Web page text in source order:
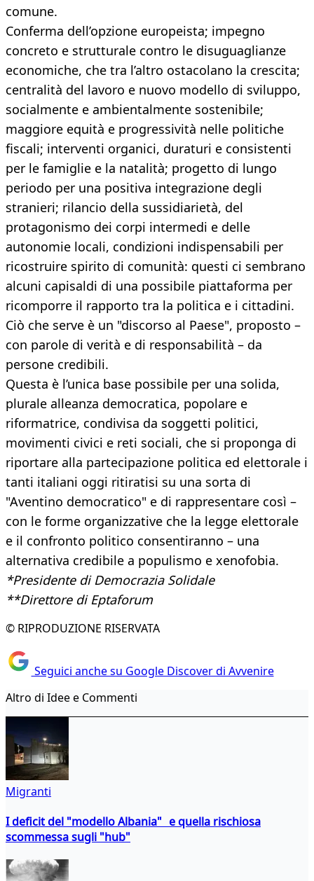
comune.
Conferma dell’opzione europeista; impegno
concreto e strutturale contro le disuguaglianze
economiche, che tra l’altro ostacolano la crescita;
centralità del lavoro e nuovo modello di sviluppo,
socialmente e ambientalmente sostenibile;
maggiore equità e progressività nelle politiche
fiscali; interventi organici, duraturi e consistenti
per le famiglie e la natalità; progetto di lungo
periodo per una positiva integrazione degli
stranieri; rilancio della sussidiarietà, del
protagonismo dei corpi intermedi e delle
autonomie locali, condizioni indispensabili per
ricostruire spirito di comunità: questi ci sembrano
alcuni capisaldi di una possibile piattaforma per
ricomporre il rapporto tra la politica e i cittadini.
Ciò che serve è un "discorso al Paese", proposto –
con parole di verità e di responsabilità – da
persone credibili.
Questa è l’unica base possibile per una solida,
plurale alleanza democratica, popolare e
riformatrice, condivisa da soggetti politici,
movimenti civici e reti sociali, che si proponga di
riportare alla partecipazione politica ed elettorale i
tanti italiani oggi ritiratisi su una sorta di
"Aventino democratico" e di rappresentare così –
con le forme organizzative che la legge elettorale
e il confronto politico consentiranno – una
alternativa credibile a populismo e xenofobia.
*Presidente di Democrazia Solidale
**Direttore di Eptaforum
© RIPRODUZIONE RISERVATA
Seguici anche su Google Discover di Avvenire
Altro di Idee e Commenti
Migranti
I deficit del "modello Albania" e quella rischiosa
scommessa sugli "hub"